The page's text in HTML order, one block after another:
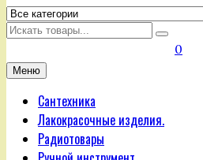
Искать
0
Меню
Сантехника
Лакокрасочные изделия.
Радиотовары